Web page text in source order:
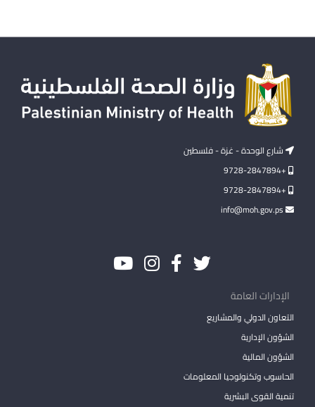
شارع الوحدة - غزة - فلسطين
+9728-2847894
+9728-2847894
الإدارات العامة
التعاون الدولي والمشاريع
الشؤون الإدارية
الشؤون المالية
الحاسوب وتكنولوجيا المعلومات
تنمية القوى البشرية